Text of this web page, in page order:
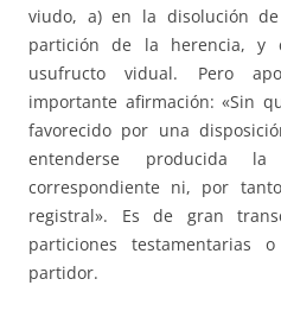
viudo, a) en la disolución
partición de la herencia, y
usufructo vidual. Pero
importante afirmación: «Sin
favorecido por una
entenderse producida la
correspondiente ni, por
registral». Es de gran
particiones testamentarias
partidor.